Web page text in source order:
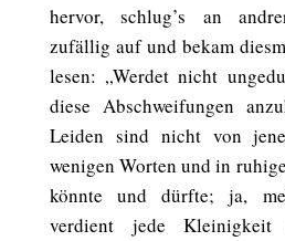
hervor, schlug’s an
zufällig auf und bekam
lesen: „Werdet nicht
diese Abschweifungen
Leiden sind nicht von
wenigen Worten und in
könnte und dürfte; ja,
verdient jede Kleinigkeit